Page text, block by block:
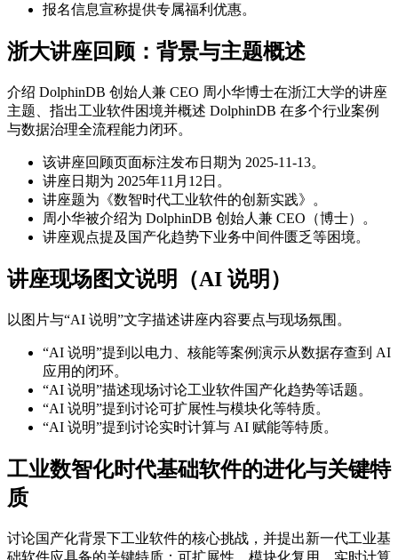
报名信息宣称提供专属福利优惠。
浙大讲座回顾：背景与主题概述
介绍 DolphinDB 创始人兼 CEO 周小华博士在浙江大学的讲座
主题、指出工业软件困境并概述 DolphinDB 在多个行业案例
与数据治理全流程能力闭环。
该讲座回顾页面标注发布日期为 2025-11-13。
讲座日期为 2025年11月12日。
讲座题为《数智时代工业软件的创新实践》。
周小华被介绍为 DolphinDB 创始人兼 CEO（博士）。
讲座观点提及国产化趋势下业务中间件匮乏等困境。
讲座现场图文说明（AI 说明）
以图片与“AI 说明”文字描述讲座内容要点与现场氛围。
“AI 说明”提到以电力、核能等案例演示从数据存查到 AI
应用的闭环。
“AI 说明”描述现场讨论工业软件国产化趋势等话题。
“AI 说明”提到讨论可扩展性与模块化等特质。
“AI 说明”提到讨论实时计算与 AI 赋能等特质。
工业数智化时代基础软件的进化与关键特
质
讨论国产化背景下工业软件的核心挑战，并提出新一代工业基
础软件应具备的关键特质：可扩展性、模块化复用、实时计算